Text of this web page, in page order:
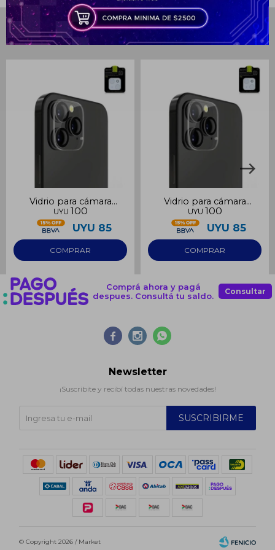
Productos que te pueden interesar
Vidrio para cámara
Samsung S23
UYU 100
UYU 85
Vidrio para cámara
Samsung S23 Ultra
UYU 100
UYU 85
Comprá ahora y pagá
despues. Consultá tu saldo.
Consultar
  
Newsletter
¡Suscribite y recibí todas nuestras novedades!
SUSCRIBIRME
© Copyright 2026 / Market
Día Mes Año
Continuar
puede variar por comercio